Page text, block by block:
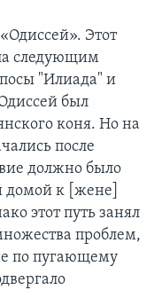
Этот
следующим
"Илиада" и
был
коня. Но на
после
должно было
домой к [жене]
этот путь занял
проблем,
по пугающему